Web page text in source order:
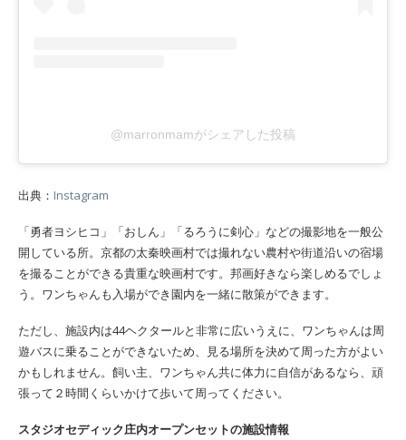
@marronmamがシェアした投稿
出典： Instagram
「勇者ヨシヒコ」「おしん」「るろうに剣心」などの撮影地を一般公
開している所。京都の太秦映画村では撮れない農村や街道沿いの宿場
を撮ることができる貴重な映画村です。邦画好きなら楽しめるでしょ
う。ワンちゃんも入場ができ園内を一緒に散策ができます。
ただし、施設内は44ヘクタールと非常に広いうえに、ワンちゃんは周
遊バスに乗ることができないため、見る場所を決めて周った方がよい
かもしれません。飼い主、ワンちゃん共に体力に自信があるなら、頑
張って２時間くらいかけて歩いて周ってください。
スタジオセディック庄内オープンセットの施設情報